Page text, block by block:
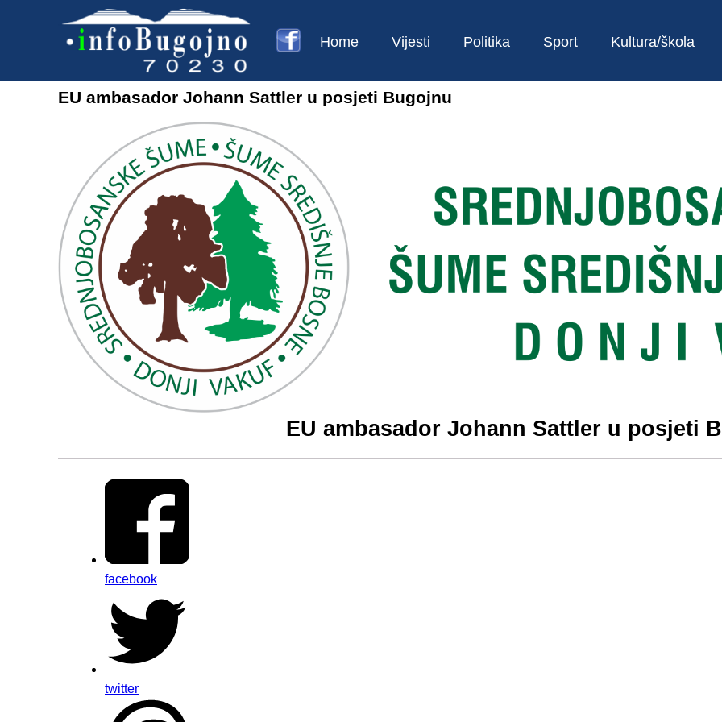
Home Vijesti Politika Sport Kultura/škola
EU ambasador Johann Sattler u posjeti Bugojnu
EU ambasador Johann Sattler u posjeti
facebook
twitter